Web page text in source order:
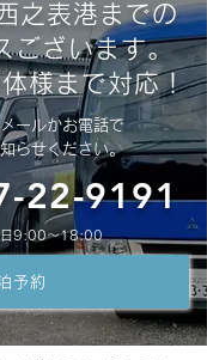
之表港までの
ございます。
様まで対応！
ールかお電話で
らせください。
22-9191
日9:00～18:00
予約